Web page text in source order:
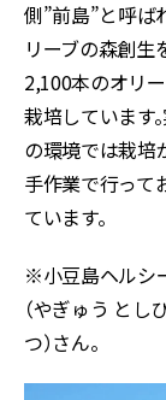
側”前島”と呼ば
リーブの森創生
2,100本のオリ
栽培しています
の環境では栽培
手作業で行って
ています。
※小豆島ヘルシ
（やぎゅう とし
つ）さん。